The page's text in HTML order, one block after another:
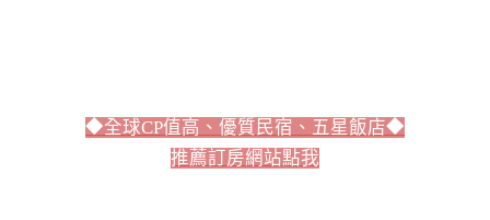
◆全球CP值高、優質民宿、五星飯店◆
推薦訂房網站點我